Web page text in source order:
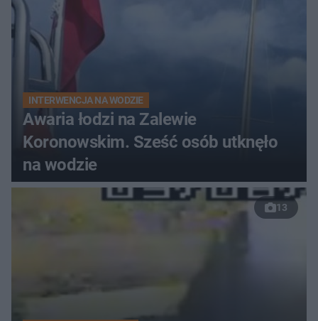
INTERWENCJA NA WODZIE
Awaria łodzi na Zalewie
Koronowskim. Sześć osób utknęło
na wodzie
13